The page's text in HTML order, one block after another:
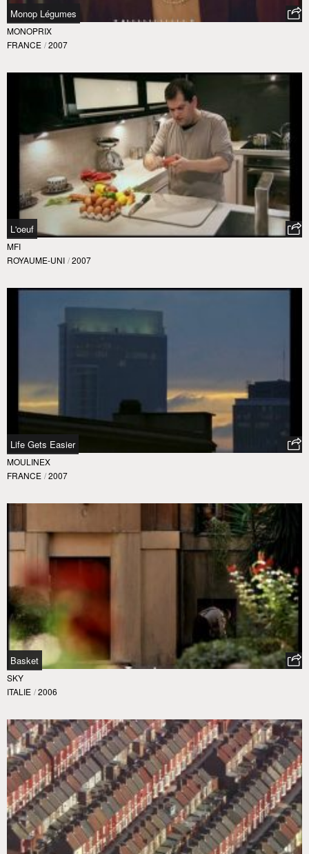
Monop Légumes
MONOPRIX
FRANCE / 2007
L'oeuf
MFI
ROYAUME-UNI / 2007
Life Gets Easier
MOULINEX
FRANCE / 2007
Basket
SKY
ITALIE / 2006